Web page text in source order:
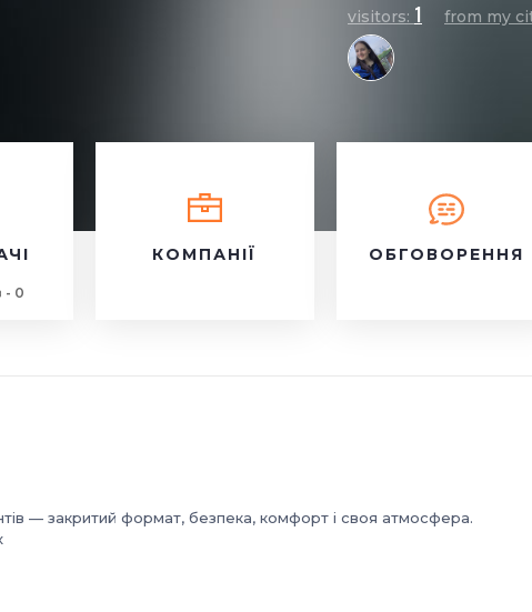
visitors: 1 from my
- 0
КОМПАНІЇ ОБГОВОРЕННЯ
— закритий формат, безпека, комфорт і своя атмосфера.